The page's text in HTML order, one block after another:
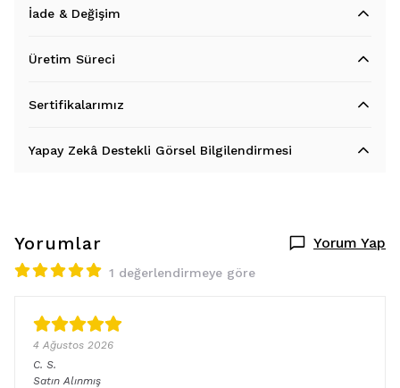
İade & Değişim
Üretim Süreci
Sertifikalarımız
Yapay Zekâ Destekli Görsel Bilgilendirmesi
Yorumlar Yorum Yap
1 değerlendirmeye göre
4 Ağustos 2026
C. S.
Satın Alınmış